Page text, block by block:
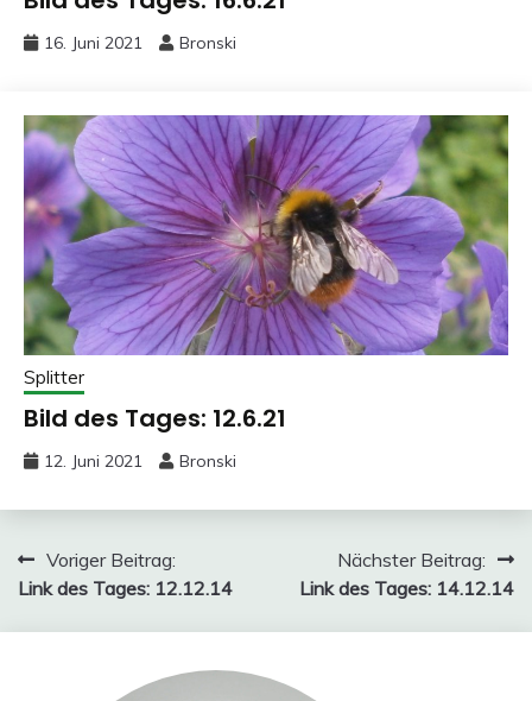
16. Juni 2021 Bronski
Splitter
Bild des Tages: 12.6.21
12. Juni 2021 Bronski
Beitragsnavigation
Voriger Beitrag:
Link des Tages: 12.12.14
Nächster Beitrag:
Link des Tages: 14.12.14